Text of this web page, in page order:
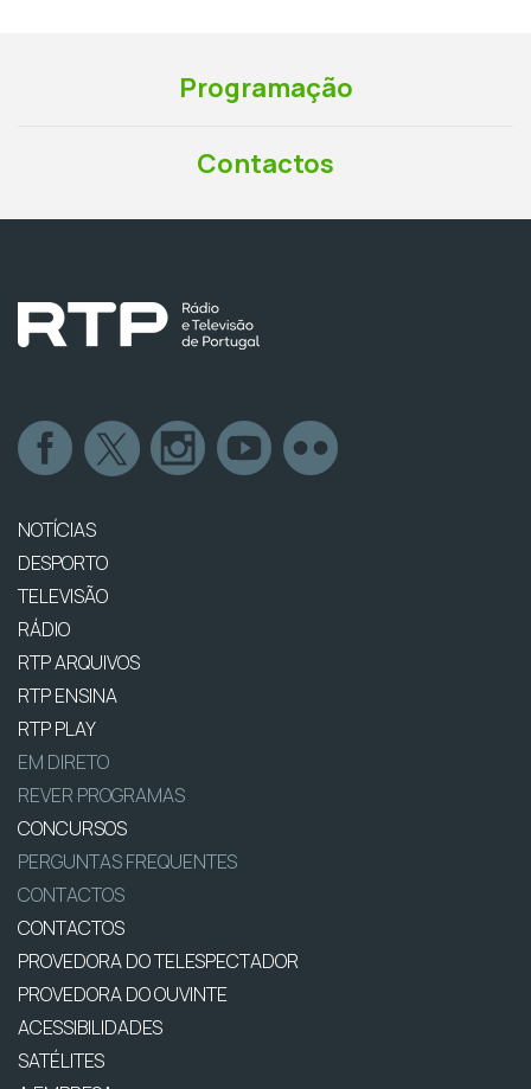
Programação
Contactos
NOTÍCIAS
DESPORTO
TELEVISÃO
RÁDIO
RTP ARQUIVOS
RTP ENSINA
RTP PLAY
EM DIRETO
REVER PROGRAMAS
CONCURSOS
PERGUNTAS FREQUENTES
CONTACTOS
CONTACTOS
PROVEDORA DO TELESPECTADOR
PROVEDORA DO OUVINTE
ACESSIBILIDADES
SATÉLITES